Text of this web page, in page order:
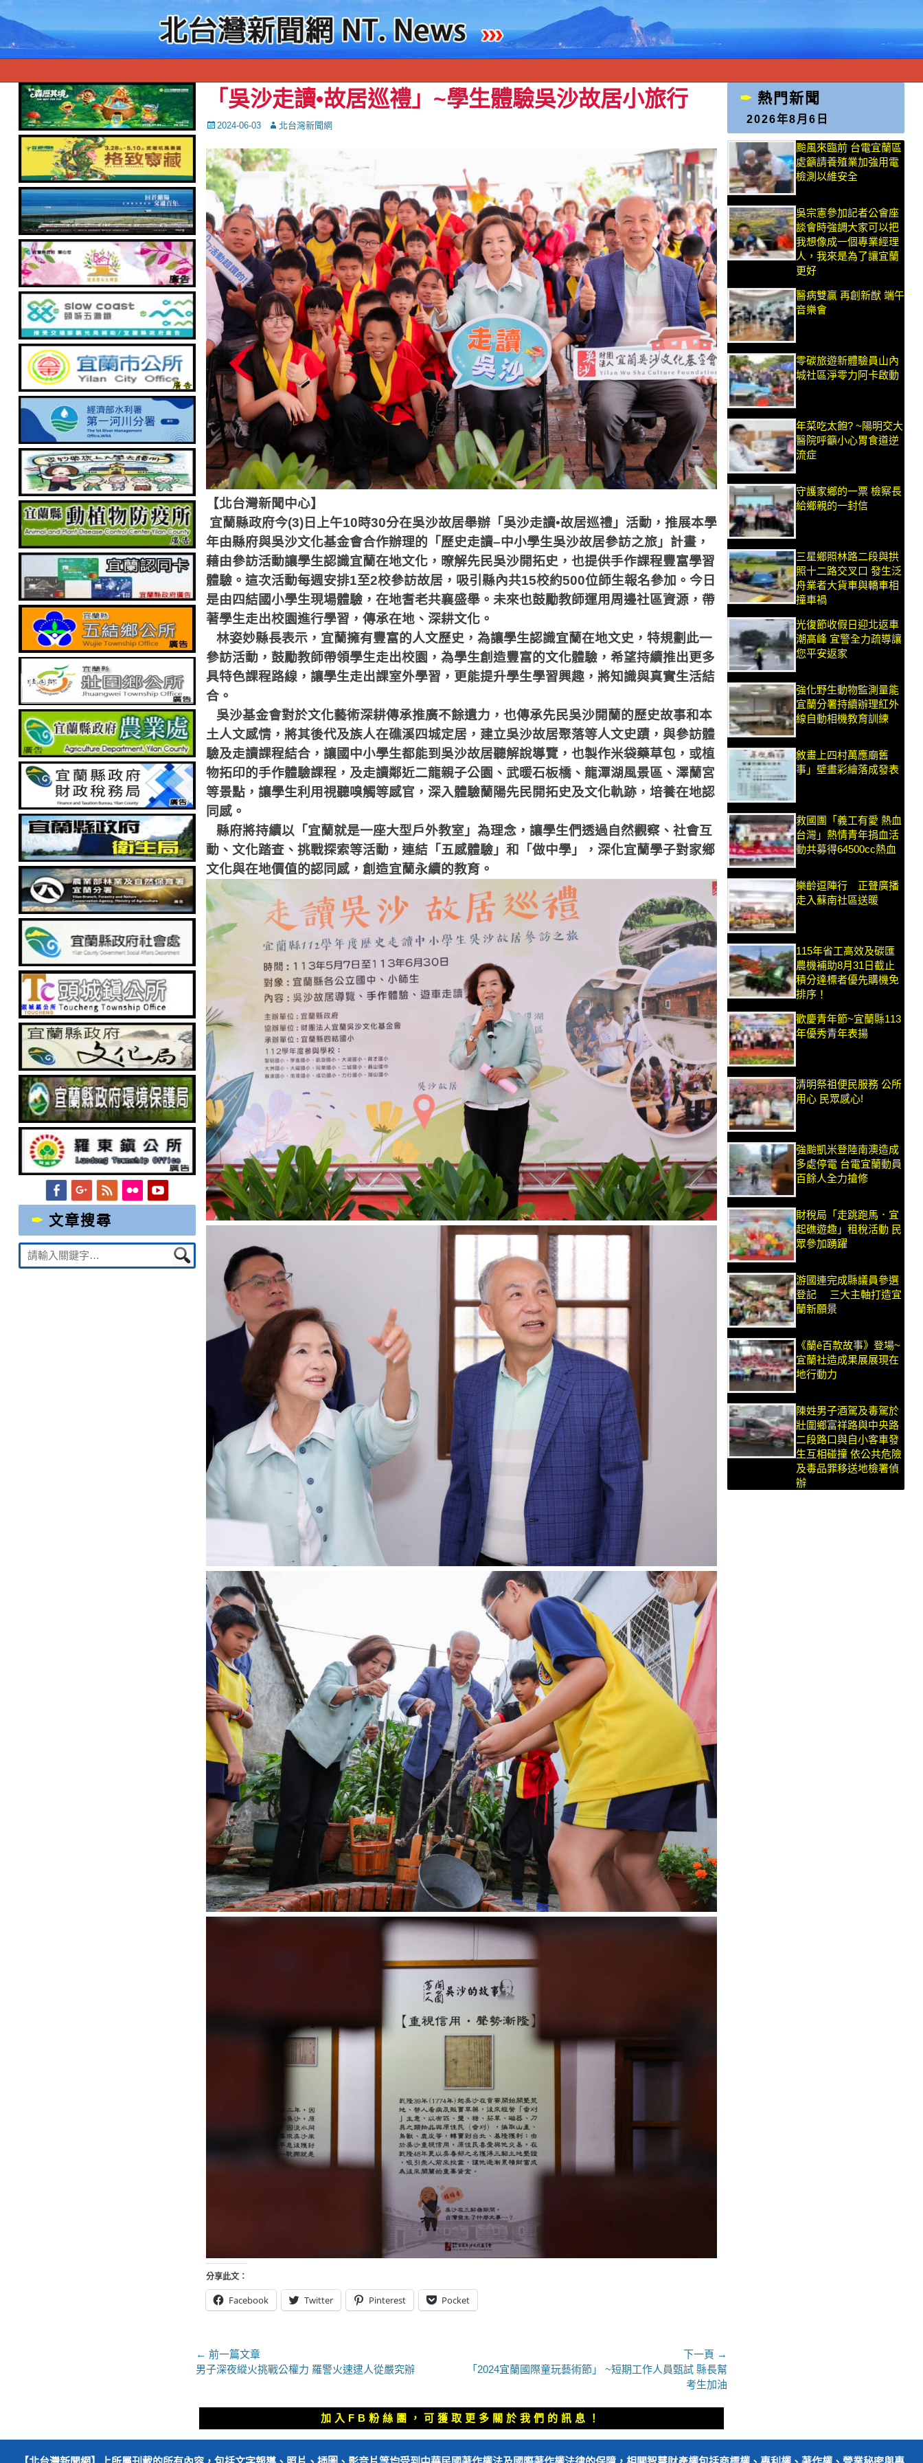
「吳沙走讀•故居巡禮」~學生體驗吳沙故居小旅行
Posted
2024-06-03 Autor北台灣新聞網
【北台灣新聞中心】
宜蘭縣政府今(3)日上午10時30分在吳沙故居舉辦「吳沙走讀•故居巡禮」活動，推展本學
年由縣府與吳沙文化基金會合作辦理的「歷史走讀–中小學生吳沙故居參訪之旅」計畫，
藉由參訪活動讓學生認識宜蘭在地文化，暸解先民吳沙開拓史，也提供手作課程豐富學習
體驗。這次活動每週安排1至2校參訪故居，吸引縣內共15校約500位師生報名參加。今日
是由四結國小學生現場體驗，在地耆老共襄盛舉。未來也鼓勵教師運用周邊社區資源，帶
著學生走出校園進行學習，傳承在地、深耕文化。
林姿妙縣長表示，宜蘭擁有豐富的人文歷史，為讓學生認識宜蘭在地文史，特規劃此一
參訪活動，鼓勵教師帶領學生走出校園，為學生創造豐富的文化體驗，希望持續推出更多
具特色課程路線，讓學生走出課室外學習，更能提升學生學習興趣，將知識與真實生活結
合。
吳沙基金會對於文化藝術深耕傳承推廣不餘遺力，也傳承先民吳沙開蘭的歷史故事和本
土人文感情，將其後代及族人在礁溪四城定居，建立吳沙故居聚落等人文史蹟，與參訪體
驗及走讀課程結合，讓國中小學生都能到吳沙故居聽解說導覽，也製作米袋藥草包，或植
物拓印的手作體驗課程，及走讀鄰近二龍親子公園、武暖石板橋、龍潭湖風景區、澤蘭宮
等景點，讓學生利用視聽嗅觸等感官，深入體驗蘭陽先民開拓史及文化軌跡，培養在地認
同感。
縣府將持續以「宜蘭就是一座大型戶外教室」為理念，讓學生們透過自然觀察、社會互
動、文化踏查、挑戰探索等活動，連結「五感體驗」和「做中學」，深化宜蘭學子對家鄉
文化與在地價值的認同感，創造宜蘭永續的教育。
分享此文：
Facebook Twitter Pinterest Pocket
文
章
導
覽
← 前一篇文章
上
章：
男子深夜縱火挑戰公權力 羅警火速逮人從嚴究辦
下一頁 →
文
章：
「2024宜蘭國際童玩藝術節」 ~短期工作人員甄試 縣長幫
考生加油
加入FB粉絲團，可獲取更多關於我們的訊息！
熱門新聞
2026年8月6日
颱風來臨前 台電宜蘭區
處籲請養殖業加強用電
檢測以維安全
吳宗憲參加記者公會座
談會時強調大家可以把
我想像成一個專業經理
人，我來是為了讓宜蘭
更好
醫病雙贏 再創新猷 端午
音樂會
零碳旅遊新體驗員山內
城社區淨零力阿卡啟動
年菜吃太飽? ~陽明交大
醫院呼籲小心胃食道逆
流症
守護家鄉的一票 檢察長
給鄉親的一封信
三星鄉照林路二段與拱
照十二路交叉口 發生泛
舟業者大貨車與轎車相
撞車禍
光復節收假日迎北返車
潮高峰 宜警全力疏導讓
您平安返家
強化野生動物監測量能
宜蘭分署持續辦理紅外
線自動相機教育訓練
敘畫上四村萬應廟舊
事」壁畫彩繪落成發表
救國團「義工有愛 熱血
台灣」熱情青年捐血活
動共募得64500cc熱血
樂齡逗陣行 正聲廣播
走入蘇南社區送暖
115年省工高效及碳匯
農機補助8月31日截止
積分達標者優先購機免
排序！
歡慶青年節~宜蘭縣113
年優秀青年表揚
清明祭祖便民服務 公所
用心 民眾感心!
強颱凱米登陸南澳造成
多處停電 台電宜蘭動員
百餘人全力搶修
財稅局「走跳跑馬．宜
起礁遊趣」租稅活動 民
眾參加踴躍
游國連完成縣議員參選
登記 三大主軸打造宜
蘭新願景
《蘭ê百款故事》登場~
宜蘭社造成果展展現在
地行動力
陳姓男子酒駕及毒駕於
壯圍鄉富祥路與中央路
二段路口與自小客車發
生互相碰撞 依公共危險
及毒品罪移送地檢署偵
辦
FacebookGoogleplus
FeedFlickrYouTube
文章搜尋
Suche
nach: